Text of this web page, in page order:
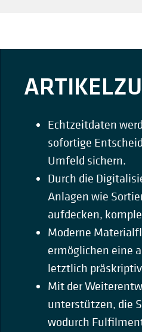
Echtzeitdaten
sofortige
Umfeld sichern.
Durch die
Anlagen wie
aufdecken,
Moderne
ermöglichen eine
letztlich
Mit der
unterstützen, die
wodurch